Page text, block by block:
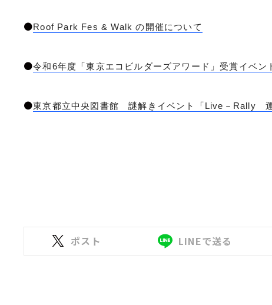
●Roof Park Fes & Walk の開催について
●令和6年度「東京エコビルダーズアワード」受賞イベン
●東京都立中央図書館 謎解きイベント「Live－Rally
ポスト LINEで送る